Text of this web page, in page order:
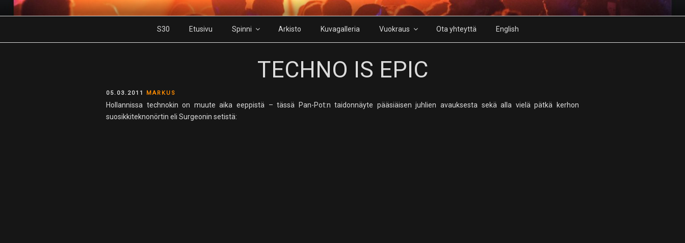
Skip
to
S30 Etusivu Spinni Arkisto Kuvagalleria Vuokraus Ota yhteyttä English
TECHNO IS EPIC
POSTED
ON
05.03.2011 MARKUS
Hollannissa technokin on muute aika eeppistä – tässä Pan-Pot:n taidonnäyte pääsiäisen juhlien avauksesta sekä alla vielä pätkä kerhon
suosikkiteknonörtin eli Surgeonin setistä: